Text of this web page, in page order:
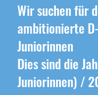
Wir suchen für
ambitionierte
Juniorinnen
Dies sind die
Juniorinnen) /